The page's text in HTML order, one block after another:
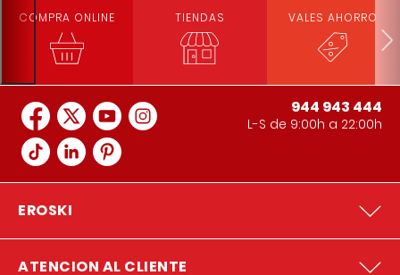
COMPRA ONLINE TIENDAS VALES AHORRO
944 943 444
L-S de 9:00h a 22:00h
EROSKI
ATENCION AL CLIENTE